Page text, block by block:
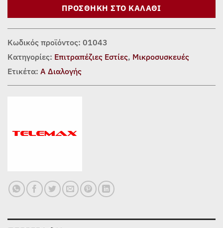
ΠΡΟΣΘΉΚΗ ΣΤΟ ΚΑΛΆΘΙ
Κωδικός προϊόντος: 01043
Κατηγορίες: Επιτραπέζιες Εστίες, Μικροσυσκευές
Ετικέτα: Α Διαλογής